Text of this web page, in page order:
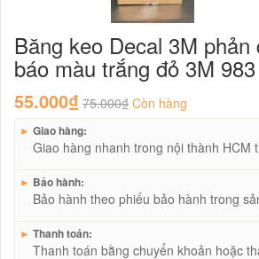
Băng keo Decal 3M phản
báo màu trắng đỏ 3M 983
55.000₫ 75.000₫ Còn hàng
► Giao hàng:
Giao hàng nhanh trong nội thành HCM
► Bảo hành:
Bảo hành theo phiếu bảo hành trong
► Thanh toán:
Thanh toán bằng chuyển khoản hoặc